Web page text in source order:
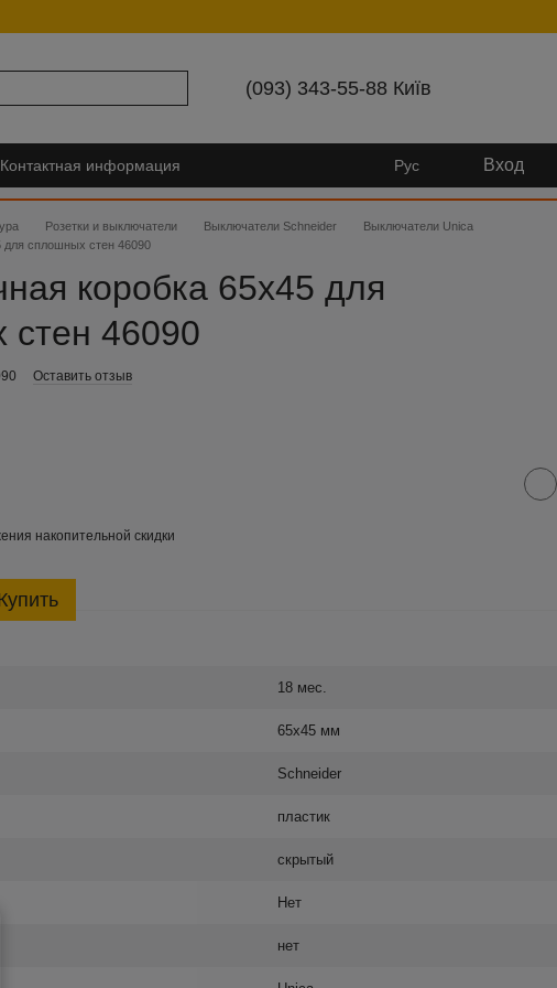
(093) 343-55-88 Київ
Контактная информация
Рус Вход
Розетки и выключатели Выключатели Schneider
Выключатели Unica
для сплошных стен 46090
коробка 65х45 для
46090
Оставить отзыв
накопительной скидки
18 мес.
65х45 мм
Schneider
пластик
скрытый
Нет
нет